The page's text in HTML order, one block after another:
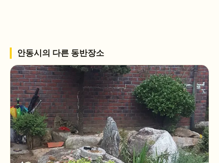
안동시 의 다른 동반장소